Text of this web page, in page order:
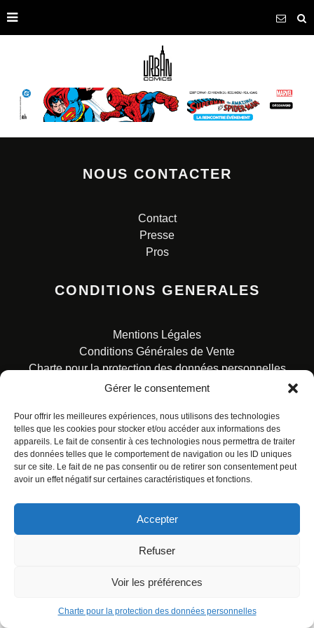
Gérer le consentement
Pour offrir les meilleures expériences, nous utilisons des technologies
telles que les cookies pour stocker et/ou accéder aux informations des
appareils. Le fait de consentir à ces technologies nous permettra de traiter
des données telles que le comportement de navigation ou les ID uniques
sur ce site. Le fait de ne pas consentir ou de retirer son consentement peut
avoir un effet négatif sur certaines caractéristiques et fonctions.
Accepter
Refuser
Voir les préférences
Charte pour la protection des données personnelles
NOUS CONTACTER
Contact
Presse
Pros
CONDITIONS GENERALES
Mentions Légales
Conditions Générales de Vente
Charte pour la protection des données personnelles
© ALL RIGHTS RESERVED. URBAN COMICS POUR LES
ÉDITIONS FRANÇAISES.